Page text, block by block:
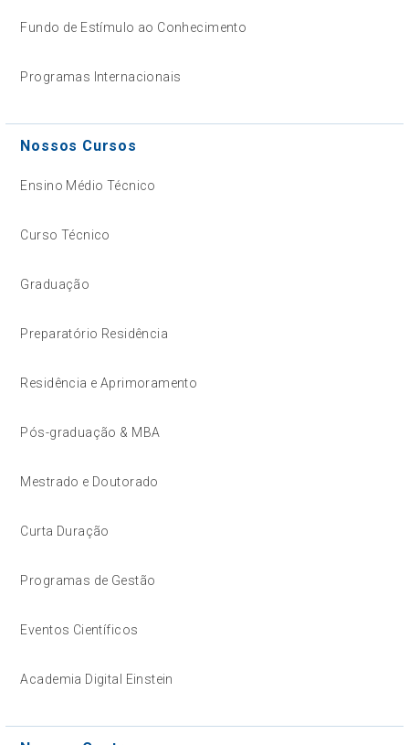
Fundo de Estímulo ao Conhecimento
Programas Internacionais
Nossos Cursos
Ensino Médio Técnico
Curso Técnico
Graduação
Preparatório Residência
Residência e Aprimoramento
Pós-graduação & MBA
Mestrado e Doutorado
Curta Duração
Programas de Gestão
Eventos Científicos
Academia Digital Einstein